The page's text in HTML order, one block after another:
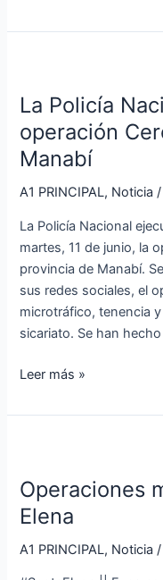
La Policía
operación
Manabí
A1 PRINCIPAL, Noticia /
La Policía Nacional
martes, 11 de junio, la
provincia de Manabí.
sus redes sociales, el
microtráfico, tenencia
sicariato. Se han
Nacional
establece
la
operación
Cero
en
Manabí
Leer más »
Operaciones
Elena
A1 PRINCIPAL, Noticia /
en
Santa